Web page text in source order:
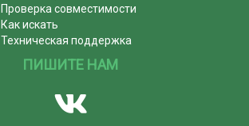
Проверка совместимости
Как искать
Техническая поддержка
ПИШИТЕ НАМ